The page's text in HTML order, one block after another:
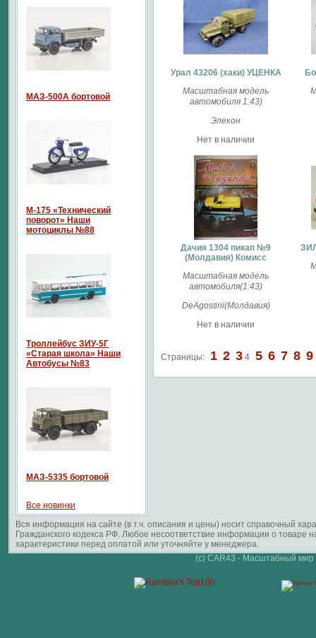
Урал 43206 (хаки) УЦЕНКА
Масштабная модель
автомобиля 1:43)
Элекон
Нет в наличии
Дачия 1304 пикап №9
(Молдавия) Комисс
Масштабная модель
автомобиля(1:43)
DeAgostini(Молдавия)
Нет в наличии
Страницы: 1 2 3 4 5 6 7 8 9
МАЗ-500А бортовой
М-175 «Технический
поворот» Наши
мотоциклы №88
Троллейбус ЗИУ-5Г
«Старая школа» Наши
Автобусы №83
МАЗ-5335 бортовой
Все новинки
Вся информация на сайте (в т.ч. описания и цены) носит справочный
Гражданского кодекса РФ. Любое несоответствие информации о
характеристики перед оплатой или уточняйте у менеджера.
(c) CAR43 - Масштабный мир